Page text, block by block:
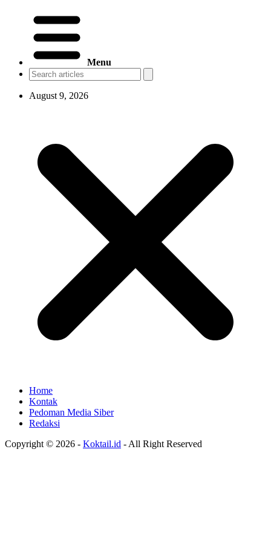
Menu
August 9, 2026
Home
Kontak
Pedoman Media Siber
Redaksi
Copyright © 2026 - Koktail.id - All Right Reserved